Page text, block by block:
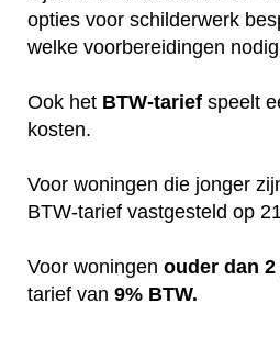
opties voor schilderwerk
welke voorbereidingen
Ook het BTW-tarief speelt
kosten.
Voor woningen die jonger
BTW-tarief vastgesteld op
Voor woningen ouder dan 2
tarief van 9% BTW.